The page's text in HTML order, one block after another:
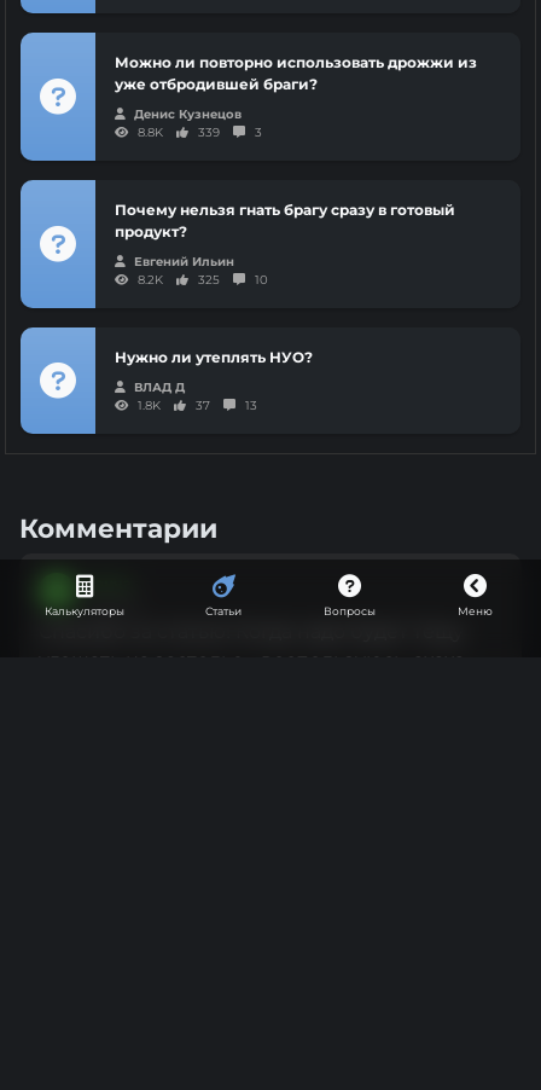
Калькуляторы Статьи Вопросы Меню
Можно ли повторно использовать дрожжи из
уже отбродившей браги?
Денис Кузнецов
8.8K
339 3
Почему нельзя гнать брагу сразу в готовый
продукт?
Евгений Ильин
8.2K
325 10
Нужно ли утеплять НУО?
ВЛАД Д
1.8K
37 13
Комментарии
Санча
Винокур